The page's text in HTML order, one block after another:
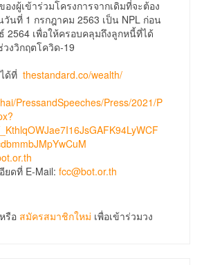
ผู้เข้าร่วมโครงการจากเดิมที่จะต้อง
วันที่ 1 กรกฎาคม 2563 เป็น NPL ก่อน
2564 เพื่อให้ครอบคลุมถึงลูกหนี้ที่ได้
งวิกฤตโควิด-19
ด้ที่ thestandard.co/wealth/
PressandSpeeches/Press/2021/P
ยดที่ E-Mail: fcc@bot.or.th
หรือ สมัครสมาชิกใหม่ เพื่อเข้าร่วมวง